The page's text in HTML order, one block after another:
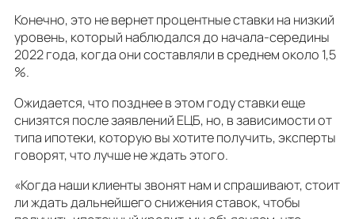
Конечно, это не вернет процентные ставки на низкий
уровень, который наблюдался до начала-середины
2022 года, когда они составляли в среднем около 1,5
%.
Ожидается, что позднее в этом году ставки еще
снизятся после заявлений ЕЦБ, но, в зависимости от
типа ипотеки, которую вы хотите получить, эксперты
говорят, что лучше не ждать этого.
«Когда наши клиенты звонят нам и спрашивают, стоит
ли ждать дальнейшего снижения ставок, чтобы